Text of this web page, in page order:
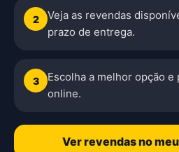
2
Veja as revendas
prazo de entrega.
3
Escolha a melhor opção e
online.
Ver revendas no